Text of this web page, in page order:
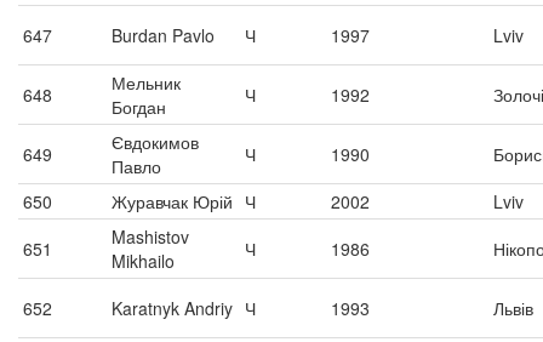
647 Burdan Pavlo Ч 1997 Lviv
648
Мельник
Богдан
Ч 1992
649
Євдокимов
Павло
Ч 1990
650
Журавчак Юрій Ч 2002
Lviv
651
Mashistov
Mikhailo
Ч 1986
652 Karatnyk Andriy Ч 1993 Львів